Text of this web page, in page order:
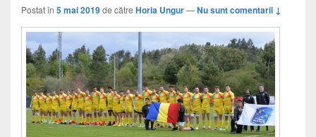
Postat în 5 mai 2019de către Horia Ungur—Nu sunt comentarii ↓